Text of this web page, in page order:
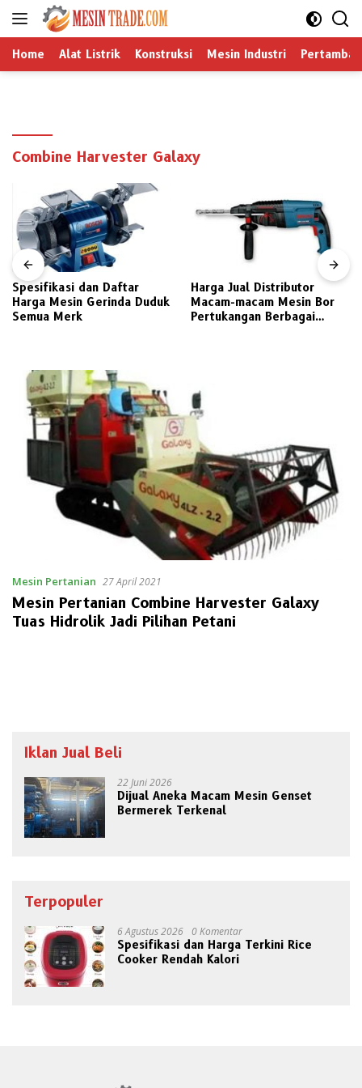
Langsung
Home Alat Listrik Konstruksi Mesin Industri
Combine Harvester Galaxy
Spesifikasi dan Daftar
Harga Mesin Gerinda Duduk
Semua Merk
Harga Jual Distributor
Macam-macam Mesin Bor
Pertukangan Berbagai
Mesin Pertanian 27 April 2021
Mesin Pertanian Combine Harvester Galaxy
Tuas Hidrolik Jadi Pilihan Petani
Iklan Jual Beli
22 Juni 2026
Dijual Aneka Macam Mesin Genset
Bermerek Terkenal
Terpopuler
6 Agustus 2026 0 Komentar
Spesifikasi dan Harga Terkini Rice
Cooker Rendah Kalori